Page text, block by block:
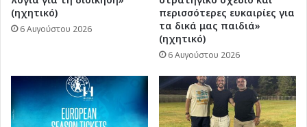
(ηχητικό)
6 Αυγούστου 2026
περισσότερες ευκαιρίες για
τα δικά μας παιδιά»
(ηχητικό)
6 Αυγούστου 2026